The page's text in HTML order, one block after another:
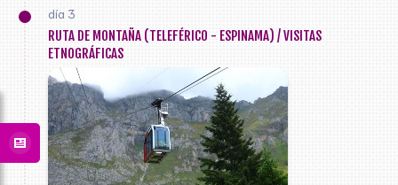
día 3
RUTA DE MONTAÑA (TELEFÉRICO - ESPINAMA) / VISITAS
ETNOGRÁFICAS